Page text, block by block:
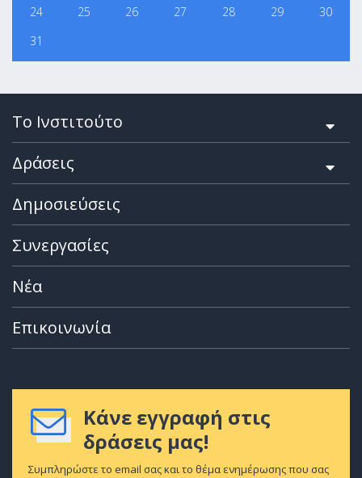
24
25 26 27 28 29
30
31
Το Ινστιτούτο
Δράσεις
Δημοσιεύσεις
Συνεργασίες
Νέα
Επικοινωνία
Κάνε εγγραφή στις
δράσεις μας!
Συμπληρώστε το email σας και το θέμα ενημέρωσης που σας